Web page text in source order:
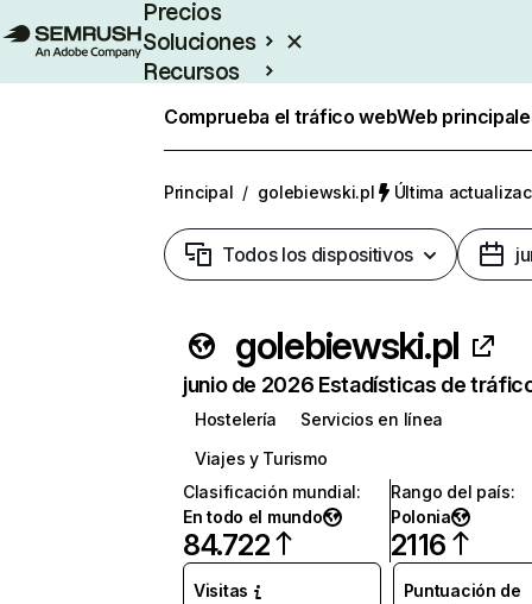
Precios
Soluciones
Recursos
Comprueba el tráfico webWeb
Principal / golebiewski.pl Última
Todos los dispositivos
golebiewski.pl
junio de 2026 Estadísticas de
Hostelería
Servicios en línea
Viajes y Turismo
Clasificación mundial:
En todo el mundo
84.722
Rango del país:
Polonia
2116
Visitas
Puntuación de